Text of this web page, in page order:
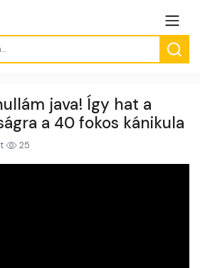
java! Így hat a
a 40 fokos kánikula
25